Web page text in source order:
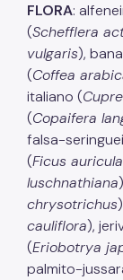
Inventário
Plano de
Planos
Mata
Áreas
Plano de
FLORA:
(Schefflera
vulgaris),
(Coffea
italiano (
(Copaifera
falsa-
(Ficus
luschnathiana
chrysotrichus
cauliflora),
(Eriobotrya
palmito-